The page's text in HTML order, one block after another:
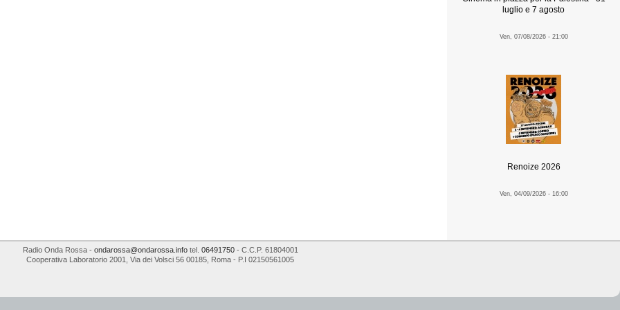
luglio e 7 agosto
Ven, 07/08/2026 - 21:00
Renoize 2026
Ven, 04/09/2026 - 16:00
Radio Onda Rossa- ondarossa@ondarossa.infotel. 06491750- C.C.P. 61804001
Cooperativa Laboratorio 2001
Via dei Volsci 56 00185 Roma - P.I 02150561005